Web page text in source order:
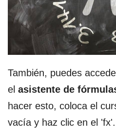
También, puedes
el asistente de
hacer esto, coloca el
vacía y haz clic en el